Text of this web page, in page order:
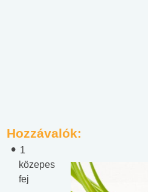
Hozzávalók:
1
közepes
fej